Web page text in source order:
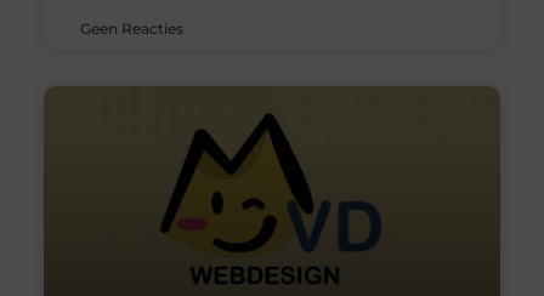
Geen Reacties